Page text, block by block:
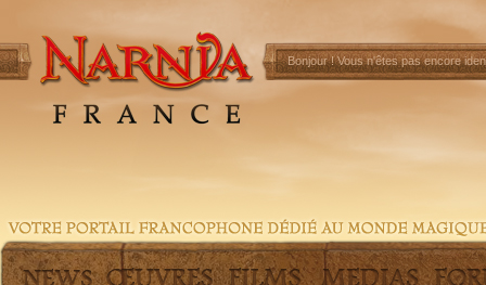
Bonjour !Vous n'êtes pas encore